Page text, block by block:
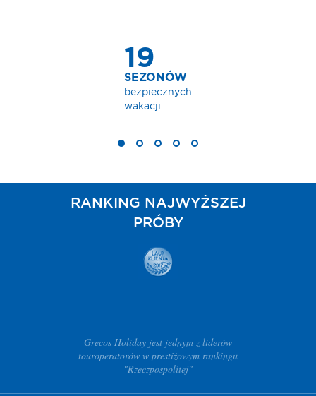
RANKING NAJWYŻSZEJ
PRÓBY
Grecos Holiday jest jednym z liderów
touroperatorów w prestiżowym rankingu
"Rzeczpospolitej"